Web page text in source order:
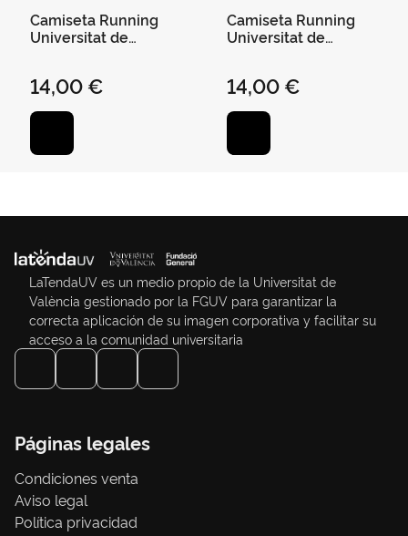
Camiseta Running
Universitat de
14,00 €
Camiseta Running
Universitat de
14,00 €
LaTendaUV es un medio propio de la Universitat de
València gestionado por la FGUV para garantizar la
correcta aplicación de su imagen corporativa y facilitar su
acceso a la comunidad universitaria
Páginas legales
Condiciones venta
Aviso legal
Política privacidad